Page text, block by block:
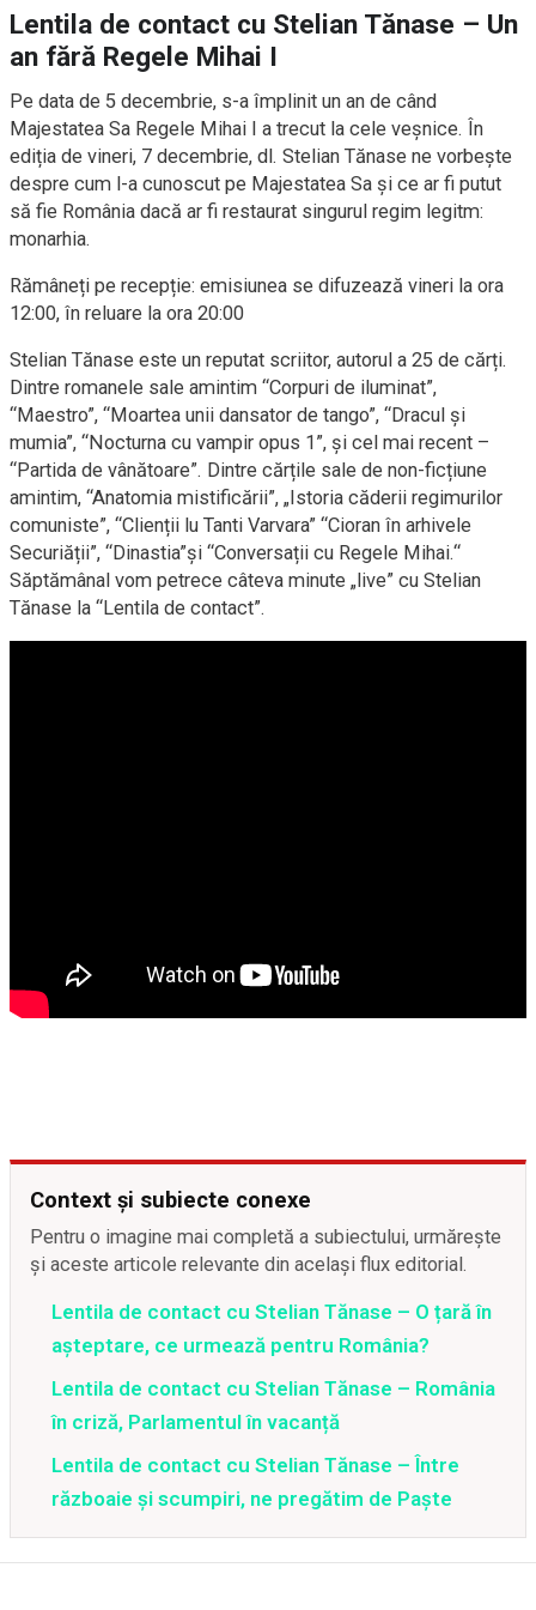
Lentila de contact cu Stelian Tănase – Un
an fără Regele Mihai I
Pe data de 5 decembrie, s-a împlinit un an de când
Majestatea Sa Regele Mihai I a trecut la cele veșnice. În
ediția de vineri, 7 decembrie, dl. Stelian Tănase ne vorbește
despre cum l-a cunoscut pe Majestatea Sa și ce ar fi putut
să fie România dacă ar fi restaurat singurul regim legitm:
monarhia.
Rămâneți pe recepție: emisiunea se difuzează vineri la ora
12:00, în reluare la ora 20:00
Stelian Tănase este un reputat scriitor, autorul a 25 de cărți.
Dintre romanele sale amintim “Corpuri de iluminat”,
“Maestro”, “Moartea unii dansator de tango”, “Dracul și
mumia”, “Nocturna cu vampir opus 1”, și cel mai recent –
“Partida de vânătoare”. Dintre cărțile sale de non-ficțiune
amintim, “Anatomia mistificării”, „Istoria căderii regimurilor
comuniste”, “Clienții lu Tanti Varvara” “Cioran în arhivele
Securiății”, “Dinastia”și “Conversații cu Regele Mihai.“
Săptămânal vom petrece câteva minute „live” cu Stelian
Tănase la “Lentila de contact”.
Context și subiecte conexe
Pentru o imagine mai completă a subiectului, urmărește
și aceste articole relevante din același flux editorial.
Lentila de contact cu Stelian Tănase – O țară în
așteptare, ce urmează pentru România?
Lentila de contact cu Stelian Tănase – România
în criză, Parlamentul în vacanță
Lentila de contact cu Stelian Tănase – Între
războaie și scumpiri, ne pregătim de Paște